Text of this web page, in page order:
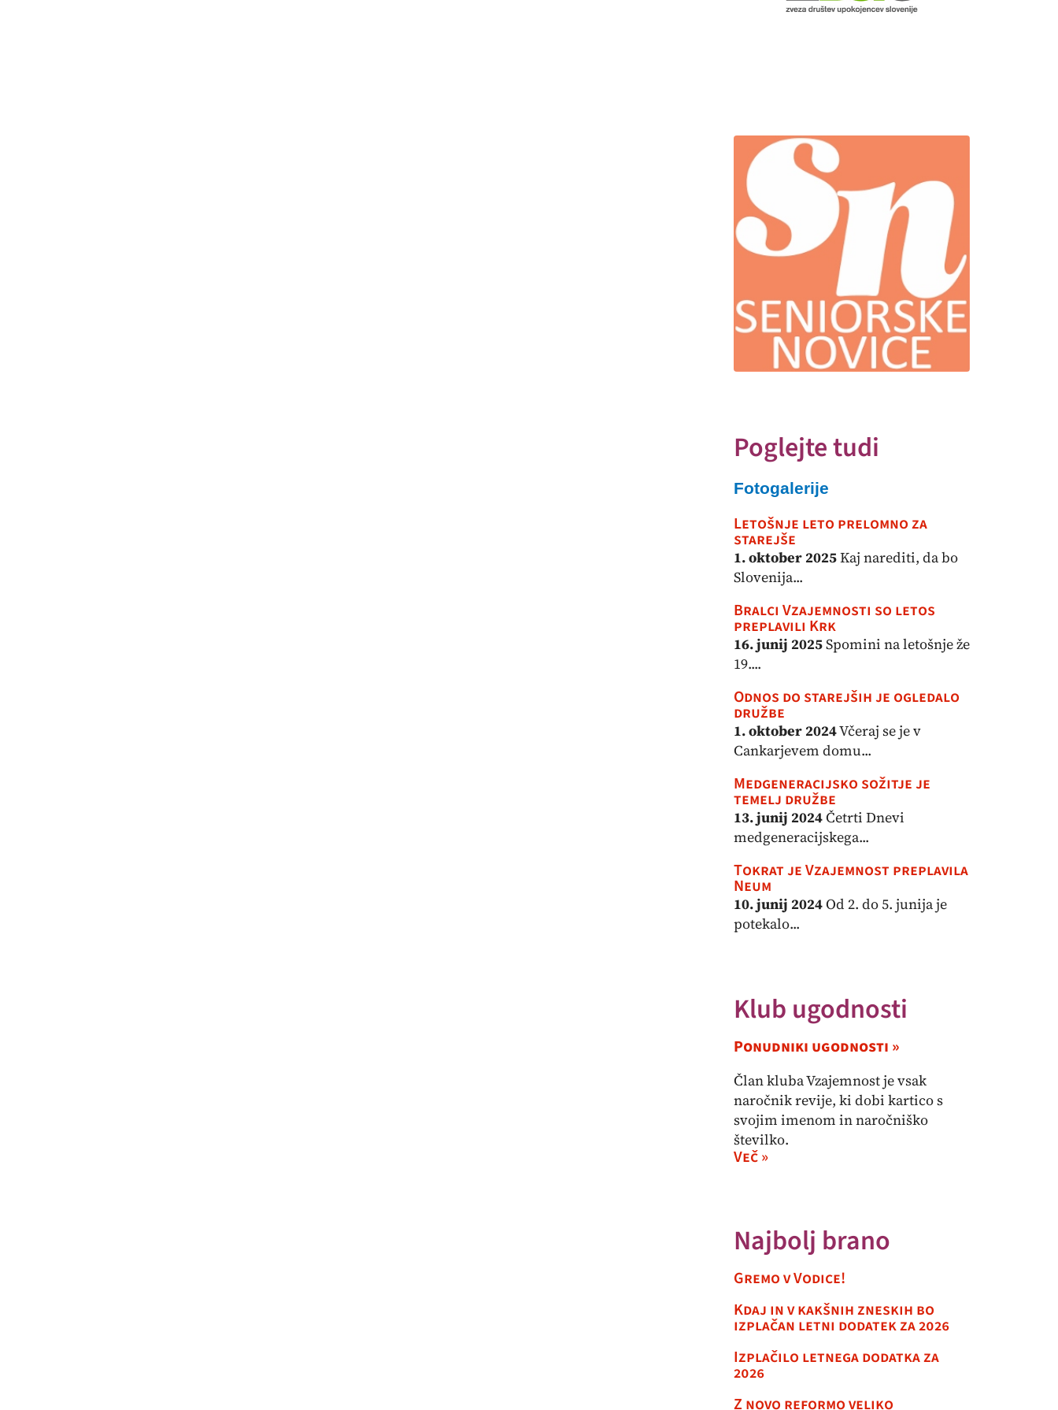
Poglejte tudi
Fotogalerije
Letošnje leto prelomno za
starejše
1. oktober 2025Kaj narediti, da bo
Slovenija...
Bralci Vzajemnosti so letos
preplavili Krk
16. junij 2025Spomini na letošnje že
19....
Odnos do starejših je ogledalo
družbe
1. oktober 2024Včeraj se je v
Cankarjevem domu...
Medgeneracijsko sožitje je
temelj družbe
13. junij 2024Četrti Dnevi
medgeneracijskega...
Tokrat je Vzajemnost preplavila
Neum
10. junij 2024Od 2. do 5. junija je
potekalo...
Klub ugodnosti
Ponudniki ugodnosti »
Član kluba Vzajemnost je vsak
naročnik revije, ki dobi kartico s
svojim imenom in naročniško
številko.
Več »
Najbolj brano
Gremo v Vodice!
Kdaj in v kakšnih zneskih bo
izplačan letni dodatek za 2026
Izplačilo letnega dodatka za
2026
Z novo reformo veliko